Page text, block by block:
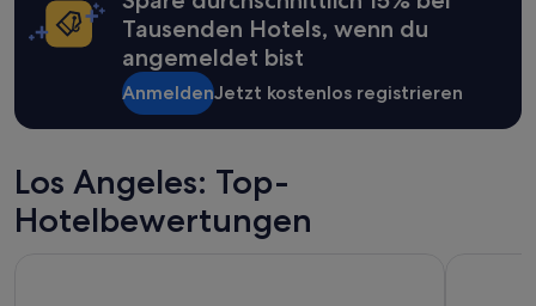
Tausenden Hotels, wenn du
angemeldet bist
AnmeldenJetzt kostenlos registrieren
Los Angeles: Top-
Hotelbewertungen